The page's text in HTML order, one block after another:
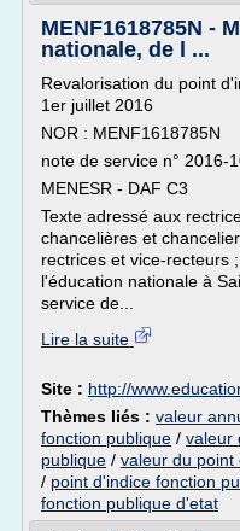
MENF1618785N -
nationale, de l ...
Revalorisation du point
1er juillet 2016
NOR : MENF1618785N
note de service n° 2016-
MENESR - DAF C3
Texte adressé aux
chancelières et
rectrices et vice-recteurs
l'éducation nationale à
service de...
Lire la suite
Site : http://
Thèmes liés : valeur
fonction publique / valeur
publique / valeur du point
/ point d'indice fonction
fonction publique d'etat